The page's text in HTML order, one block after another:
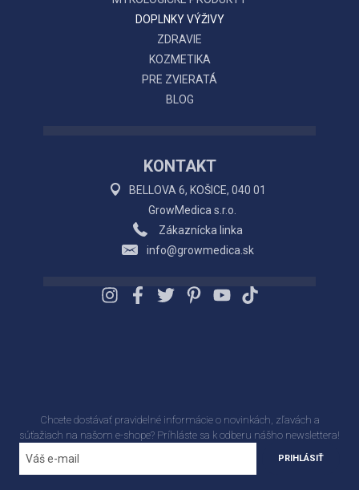
DOPLNKY VÝŽIVY
ZDRAVIE
KOZMETIKA
PRE ZVIERATÁ
BLOG
KONTAKT
BELLOVA 6, KOŠICE, 040 01
GrowMedica s.r.o.
Zákaznícka linka
info@growmedica.sk
Chcete dostávať pravidelné informácie o novinkách, zľavách a
súťažiach na našom e-shope? Príhláste sa k odberu nášho newslettera!
PRIHLÁSIŤ